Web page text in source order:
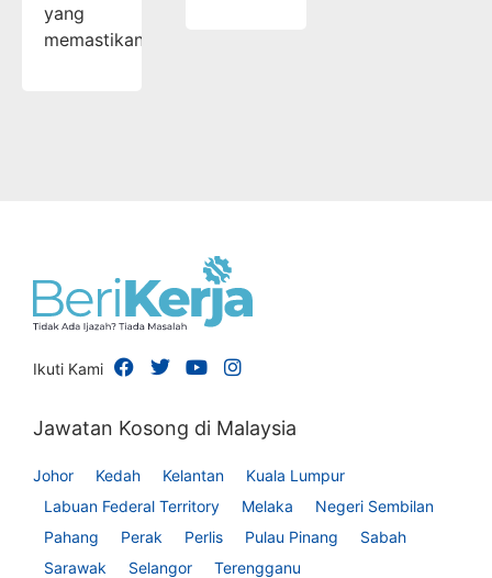
yang
memastikan…
Ikuti Kami
Jawatan Kosong di Malaysia
Johor Kedah Kelantan
Kuala Lumpur
Labuan Federal Territory
Melaka
Negeri Sembilan
Pahang
Perak Perlis Pulau Pinang
Sabah
Sarawak
Selangor Terengganu